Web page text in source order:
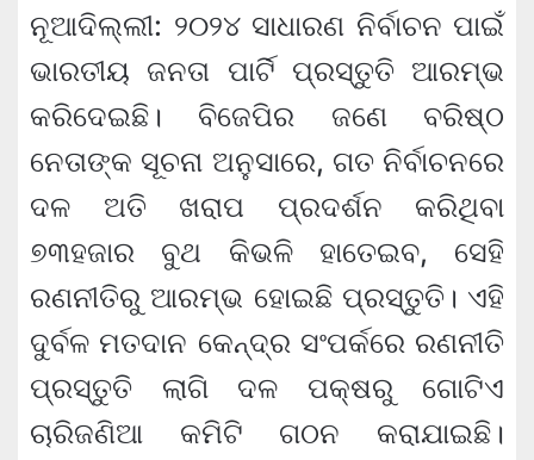
ନୂଆଦିଲ୍ଲୀ: ୨୦୨୪ ସାଧାରଣ ନିର୍ବାଚନ ପାଇଁ
ଭାରତୀୟ ଜନତା ପାର୍ଟି ପ୍ରସ୍ତୁତି ଆରମ୍ଭ
କରିଦେଇଛି। ବିଜେପିର ଜଣେ ବରିଷ୍ଠ
ନେତାଙ୍କ ସୂଚନା ଅନୁସାରେ, ଗତ ନିର୍ବାଚନରେ
ଦଳ ଅତି ଖରାପ ପ୍ରଦର୍ଶନ କରିଥିବା
୭୩ହଜାର ବୁଥ କିଭଳି ହାତେଇବ, ସେହି
ରଣନୀତିରୁ ଆରମ୍ଭ ହୋଇଛି ପ୍ରସ୍ତୁତି। ଏହି
ଦୁର୍ବଳ ମତଦାନ କେନ୍ଦ୍ର ସଂପର୍କରେ ରଣନୀତି
ପ୍ରସ୍ତୁତି ଲାଗି ଦଳ ପକ୍ଷରୁ ଗୋଟିଏ
ଚାରିଜଣିଆ କମିଟି ଗଠନ କରାଯାଇଛି।